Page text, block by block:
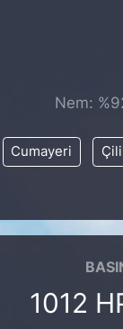
Nem:
Cumayeri
1012